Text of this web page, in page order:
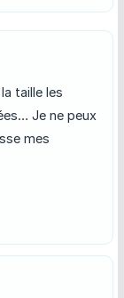
taille les
Je ne peux
mes